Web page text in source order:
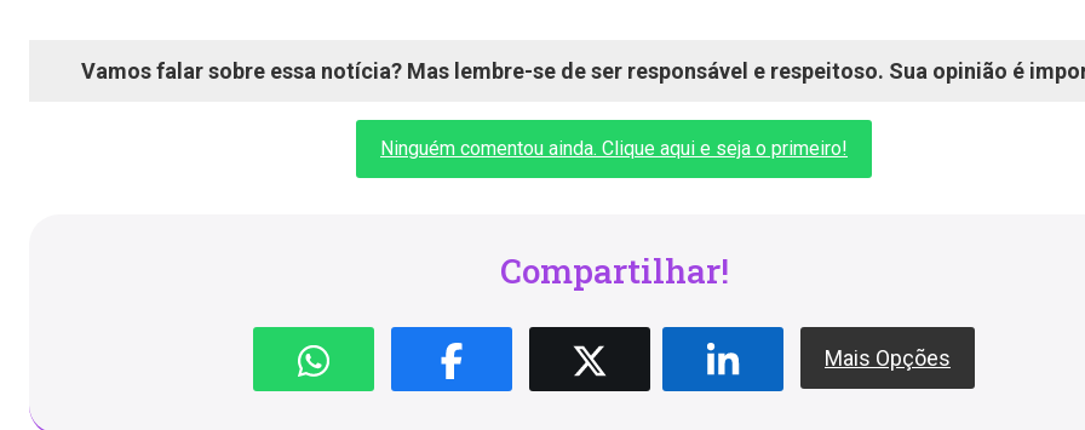
Vamos falar sobre essa notícia? Mas lembre-se de ser responsável e respeitoso. Sua opinião é
Ninguém comentou ainda. Clique aqui e seja o primeiro!
Compartilhar!
Mais Opções